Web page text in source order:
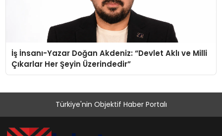
İş İnsanı-Yazar Doğan Akdeniz: “Devlet Aklı ve Milli
Çıkarlar Her Şeyin Üzerindedir”
Türkiye'nin Objektif Haber Portalı